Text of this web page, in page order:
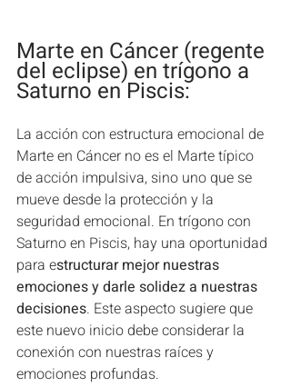
Marte en Cáncer (regente
del eclipse) en trígono a
Saturno en Piscis:
La acción con estructura emocional de
Marte en Cáncer no es el Marte típico
de acción impulsiva, sino uno que se
mueve desde la protección y la
seguridad emocional. En trígono con
Saturno en Piscis, hay una oportunidad
para estructurar mejor nuestras
emociones y darle solidez a nuestras
decisiones. Este aspecto sugiere que
este nuevo inicio debe considerar la
conexión con nuestras raíces y
emociones profundas.